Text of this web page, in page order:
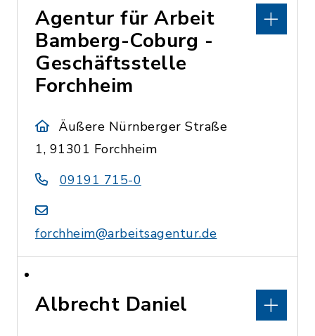
Agentur für Arbeit
Bamberg-Coburg -
Geschäftsstelle
Forchheim
Äußere Nürnberger Straße
1, 91301 Forchheim
09191 715-0
forchheim@arbeitsagentur.de
Albrecht Daniel